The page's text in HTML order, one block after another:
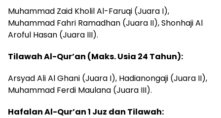
Muhammad Zaid Kholil Al-Faruqi (Juara I),
Muhammad Fahri Ramadhan (Juara II), Shonhaji Al
Aroful Hasan (Juara III).
Tilawah Al-Qur’an (Maks. Usia 24 Tahun):
Arsyad Ali Al Ghani (Juara I), Hadianongaji (Juara II),
Muhammad Ferdi Maulana (Juara III).
Hafalan Al-Qur’an 1 Juz dan Tilawah: